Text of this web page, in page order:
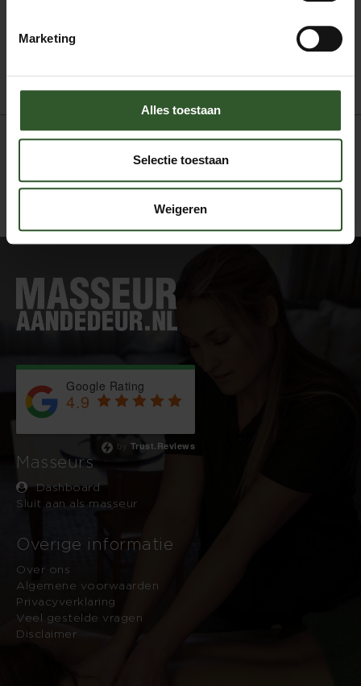
Marketing
Alles toestaan
Selectie toestaan
Weigeren
Sportmassage
Google Rating
4.9
by Trust.Reviews
Masseurs
Dashboard
Sluit aan als masseur
Overige informatie
Over ons
Algemene voorwaarden
Privacyverklaring
Veel gestelde vragen
Disclaimer